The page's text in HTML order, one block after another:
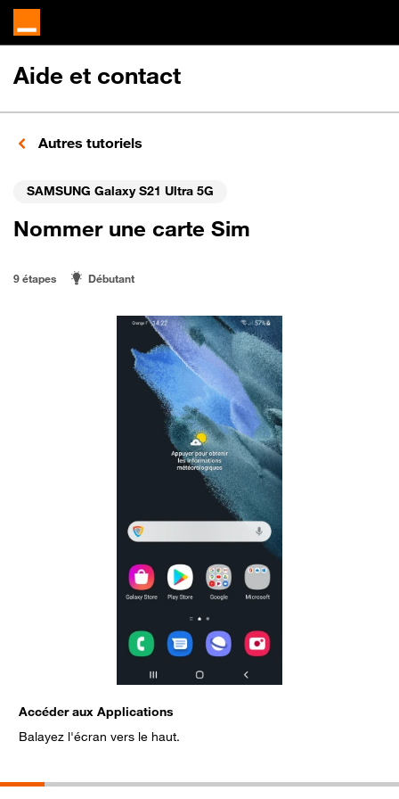
Aide et contact
Autres tutoriels
SAMSUNG Galaxy S21 Ultra 5G
Nommer une carte Sim
9 étapes Débutant
Accéder aux Applications
Balayez l'écran vers le haut.